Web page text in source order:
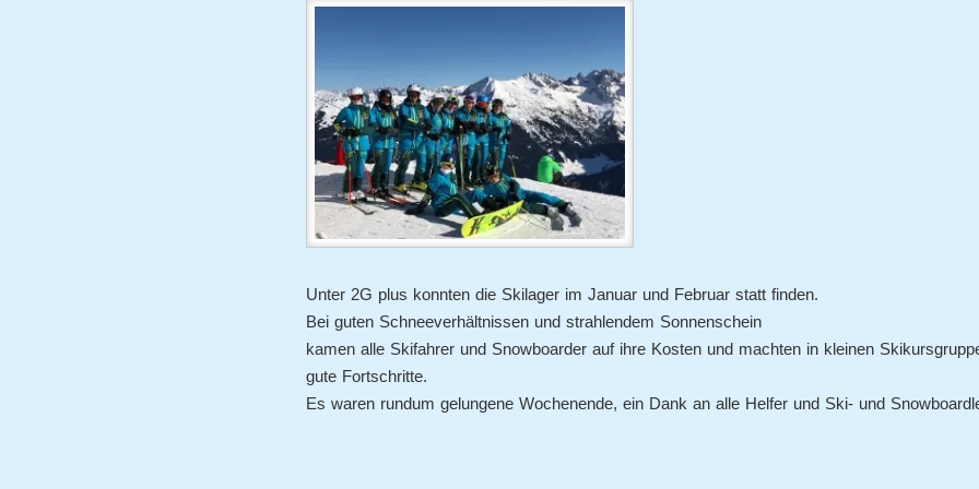
Unter 2G plus konnten die Skilager im Januar und Februar statt finden.
Bei guten Schneeverhältnissen und strahlendem Sonnenschein
kamen alle Skifahrer und Snowboarder auf ihre Kosten und machten in kleinen
gute Fortschritte.
Es waren rundum gelungene Wochenende, ein Dank an alle Helfer und Ski- und